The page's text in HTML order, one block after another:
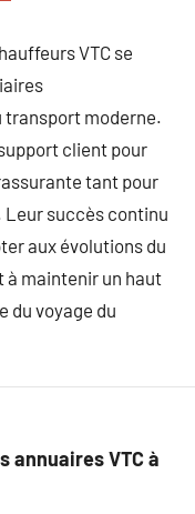
VTC se
transport moderne.
client pour
tant pour
Leur succès continu
aux évolutions du
à maintenir un haut
du voyage du
annuaires VTC à